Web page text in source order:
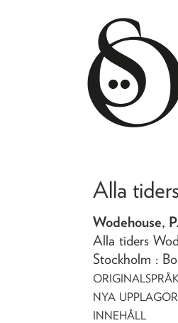
Alla
Wodehouse,
Alla tiders
Stockholm :
ORIGINALSPRÅK
NYA UPPLAGOR
INNEHÅLL